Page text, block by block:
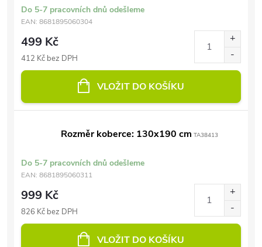
Do 5-7 pracovních dnů odešleme
EAN: 8681895060304
499 Kč
412 Kč bez DPH
VLOŽIT DO KOŠÍKU
Rozměr koberce: 130x190 cm TA38413
Do 5-7 pracovních dnů odešleme
EAN: 8681895060311
999 Kč
826 Kč bez DPH
VLOŽIT DO KOŠÍKU